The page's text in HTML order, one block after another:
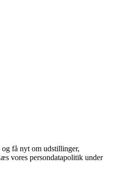
få nyt om udstillinger,
vores persondatapolitik under